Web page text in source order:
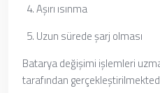
Aşırı ısınma
Uzun sürede şarj olması
Batarya değişimi işlemleri
tarafından